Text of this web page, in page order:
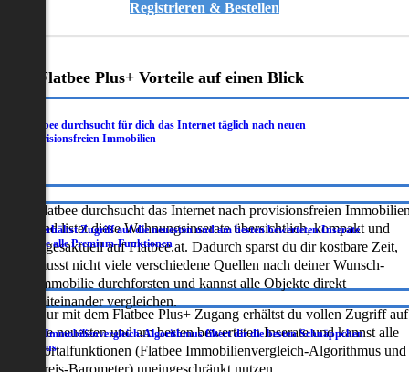
Registrieren & Bestellen
Flatbee Plus+ Vorteile auf einen Blick
Flatbee durchsucht für dich das Internet täglich nach neuen
provisionsfreien Immobilien
Flatbee durchsucht das Internet nach provisionsfreien
und listet diese Wohnungsinserate übersichtlich, kompakt und
tagesaktuell auf Flatbee.at. Dadurch sparst du dir kostbare Zeit,
musst nicht viele verschiedene Quellen nach deiner Wunsch-
Immobilie durchforsten und kannst alle Objekte direkt
miteinander vergleichen.
Du erhältst Zugriff auf die neuesten und am besten bewerteten Inserate
sowie alle Premium-Funktionen
Nur mit dem Flatbee Plus+ Zugang erhältst du vollen Zugriff auf
die neuesten und am besten bewerteten Inserate und kannst alle
Portalfunktionen (Flatbee Immobilienvergleich-Algorithmus und
Der Immobilienvergleich-Algorithmus filtert dir die besten Schnäppchen
heraus